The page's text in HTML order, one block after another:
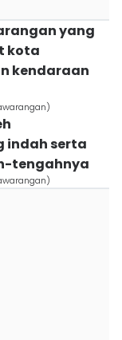
yang
kota
kendaraan
indah serta
tengahnya